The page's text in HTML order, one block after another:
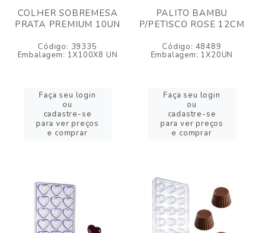
COLHER SOBREMESA
PRATA PREMIUM 10UN
Código: 39335
Embalagem: 1X100X8 UN
Faça seu login
ou
cadastre-se
para ver preços
e comprar
PALITO BAMBU
P/PETISCO ROSE 12CM
Código: 48489
Embalagem: 1X20UN
Faça seu login
ou
cadastre-se
para ver preços
e comprar